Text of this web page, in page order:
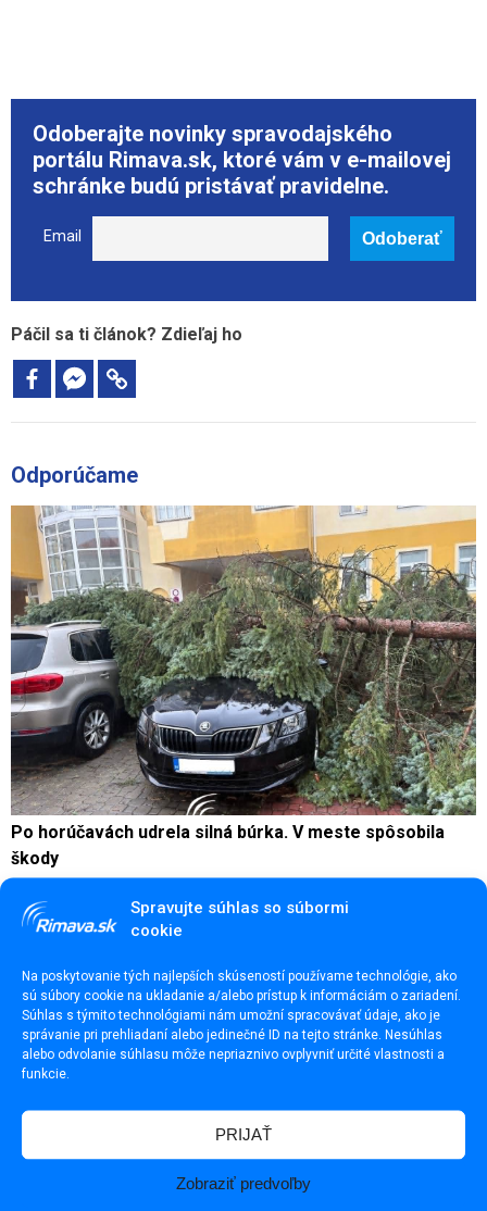
Spravujte súhlas so súbormi
cookie
Na poskytovanie tých najlepších skúseností používame technológie, ako
sú súbory cookie na ukladanie a/alebo prístup k informáciám o zariadení.
Súhlas s týmito technológiami nám umožní spracovávať údaje, ako je
správanie pri prehliadaní alebo jedinečné ID na tejto stránke. Nesúhlas
alebo odvolanie súhlasu môže nepriaznivo ovplyvniť určité vlastnosti a
funkcie.
PRIJAŤ
Zobraziť predvoľby
Odoberajte novinky spravodajského
portálu Rimava.sk, ktoré vám v e-mailovej
schránke budú pristávať pravidelne.
Email
Páčil sa ti článok? Zdieľaj ho
Odporúčame
Po horúčavách udrela silná búrka. V meste spôsobila
škody